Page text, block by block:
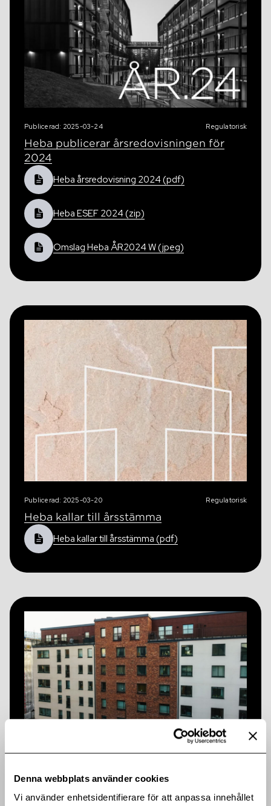
Denna webbplats använder cookies
Vi använder enhetsidentifierare för att anpassa innehållet
Publicerad: 2025-03-24 Regulatorisk
Heba publicerar årsredovisningen för
2024
Heba årsredovisning 2024 (pdf)
Heba ESEF 2024 (zip)
Omslag Heba ÅR2024 W (jpeg)
Publicerad: 2025-03-20 Regulatorisk
Heba kallar till årsstämma
Heba kallar till årsstämma (pdf)